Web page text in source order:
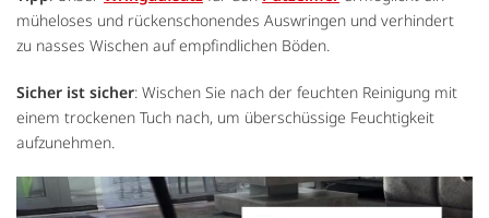
müheloses und rückenschonendes Auswringen und verhindert
zu nasses Wischen auf empfindlichen Böden.
Sicher ist sicher: Wischen Sie nach der feuchten Reinigung mit
einem trockenen Tuch nach, um überschüssige Feuchtigkeit
aufzunehmen.